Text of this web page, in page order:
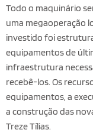
Todo o maquinário
uma megaoperação
investido foi
equipamentos de
infraestrutura
recebê-los. Os
equipamentos, a
a construção das
Treze Tílias.